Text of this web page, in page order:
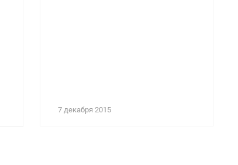
7 декабря 2015